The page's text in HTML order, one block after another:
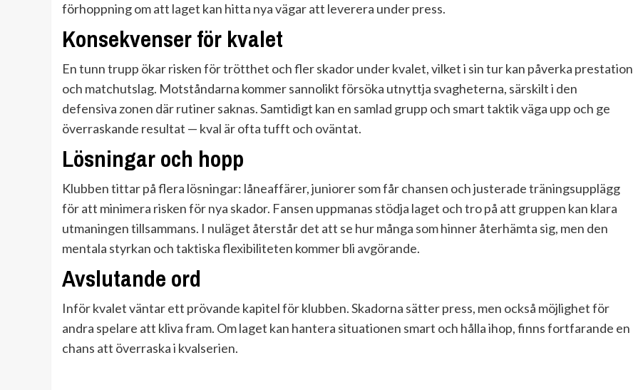
förhoppning om att laget kan hitta nya vägar att leverera under press.
Konsekvenser för kvalet
En tunn trupp ökar risken för trötthet och fler skador under kvalet, vilket i sin tur kan påverka prestation
och matchutslag. Motståndarna kommer sannolikt försöka utnyttja svagheterna, särskilt i den
defensiva zonen där rutiner saknas. Samtidigt kan en samlad grupp och smart taktik väga upp och ge
överraskande resultat — kval är ofta tufft och oväntat.
Lösningar och hopp
Klubben tittar på flera lösningar: låneaffärer, juniorer som får chansen och justerade träningsupplägg
för att minimera risken för nya skador. Fansen uppmanas stödja laget och tro på att gruppen kan klara
utmaningen tillsammans. I nuläget återstår det att se hur många som hinner återhämta sig, men den
mentala styrkan och taktiska flexibiliteten kommer bli avgörande.
Avslutande ord
Inför kvalet väntar ett prövande kapitel för klubben. Skadorna sätter press, men också möjlighet för
andra spelare att kliva fram. Om laget kan hantera situationen smart och hålla ihop, finns fortfarande en
chans att överraska i kvalserien.